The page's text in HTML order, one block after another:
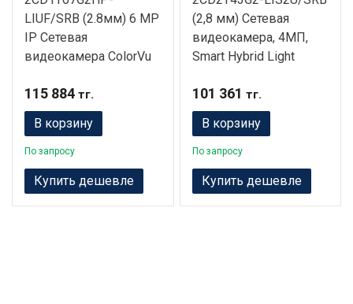
LIUF/SRB (2.8мм) 6 MP
IP Сетевая
видеокамера ColorVu
115 884 тг.
В корзину
По запросу
Купить дешевле
(2,8 мм) Сетевая
видеокамера, 4МП,
Smart Hybrid Light
101 361 тг.
В корзину
По запросу
Купить дешевле